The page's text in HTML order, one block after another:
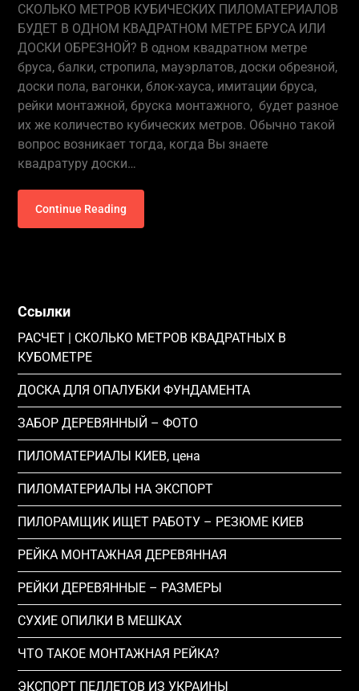
СКОЛЬКО МЕТРОВ КУБИЧЕСКИХ ПИЛОМАТЕРИАЛОВ
БУДЕТ В ОДНОМ КВАДРАТНОМ МЕТРЕ БРУСА ИЛИ
ДОСКИ ОБРЕЗНОЙ? В одном квадратном метре
бруса, балки, стропила, мауэрлатов, доски обрезной,
доски пола, вагонки, блок-хауса, имитации бруса,
рейки монтажной, бруска монтажного, будет разное
их же количество кубических метров. Обычно такой
вопрос возникает тогда, когда Вы знаете
квадратуру доски…
Continue Reading
Ссылки
РАСЧЕТ | СКОЛЬКО МЕТРОВ КВАДРАТНЫХ В
КУБОМЕТРЕ
ДОСКА ДЛЯ ОПАЛУБКИ ФУНДАМЕНТА
ЗАБОР ДЕРЕВЯННЫЙ – ФОТО
ПИЛОМАТЕРИАЛЫ КИЕВ, цена
ПИЛОМАТЕРИАЛЫ НА ЭКСПОРТ
ПИЛОРАМЩИК ИЩЕТ РАБОТУ – РЕЗЮМЕ КИЕВ
РЕЙКА МОНТАЖНАЯ ДЕРЕВЯННАЯ
РЕЙКИ ДЕРЕВЯННЫЕ – РАЗМЕРЫ
СУХИЕ ОПИЛКИ В МЕШКАХ
ЧТО ТАКОЕ МОНТАЖНАЯ РЕЙКА?
ЭКСПОРТ ПЕЛЛЕТОВ ИЗ УКРАИНЫ